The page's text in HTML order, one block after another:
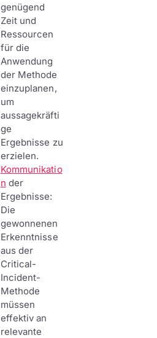
genügend
Zeit und
Ressourcen
für die
Anwendung
der Methode
einzuplanen,
um
aussagekräfti
ge
Ergebnisse zu
erzielen.
Kommunikatio
n der
Ergebnisse:
Die
gewonnenen
Erkenntnisse
aus der
Critical-
Incident-
Methode
müssen
effektiv an
relevante